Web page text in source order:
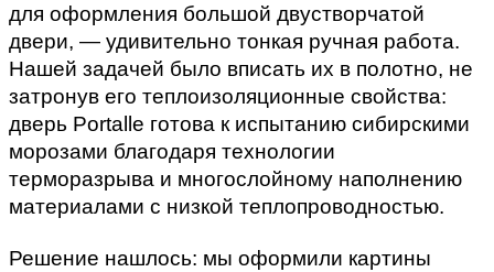
для оформления большой двустворчатой
двери, — удивительно тонкая ручная работа.
Нашей задачей было вписать их в полотно, не
затронув его теплоизоляционные свойства:
дверь Portalle готова к испытанию сибирскими
морозами благодаря технологии
терморазрыва и многослойному наполнению
материалами с низкой теплопроводностью.
Решение нашлось: мы оформили картины